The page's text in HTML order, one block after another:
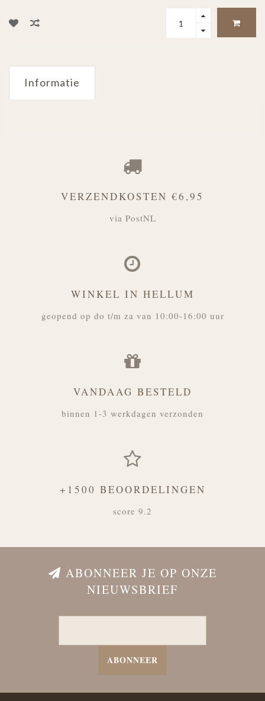
Informatie
VERZENDKOSTEN €6,95
via PostNL
WINKEL IN HELLUM
geopend op do t/m za van 10:00-16:00 uur
VANDAAG BESTELD
binnen 1-3 werkdagen verzonden
+1500 BEOORDELINGEN
score 9.2
ABONNEER JE OP ONZE
NIEUWSBRIEF
ABONNEER